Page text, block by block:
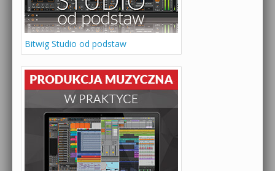
Bitwig Studio od podstaw